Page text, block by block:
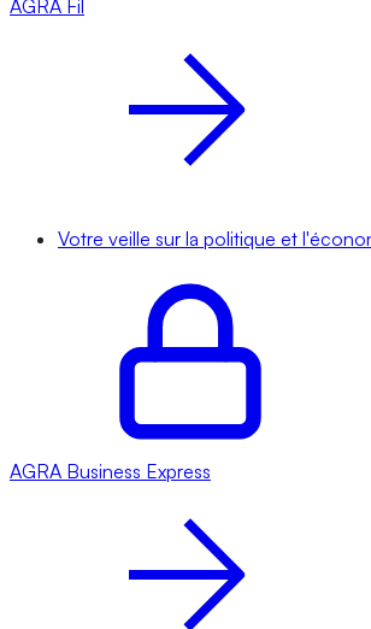
AGRA Fil
Votre veille sur la politique et
AGRA Business Express